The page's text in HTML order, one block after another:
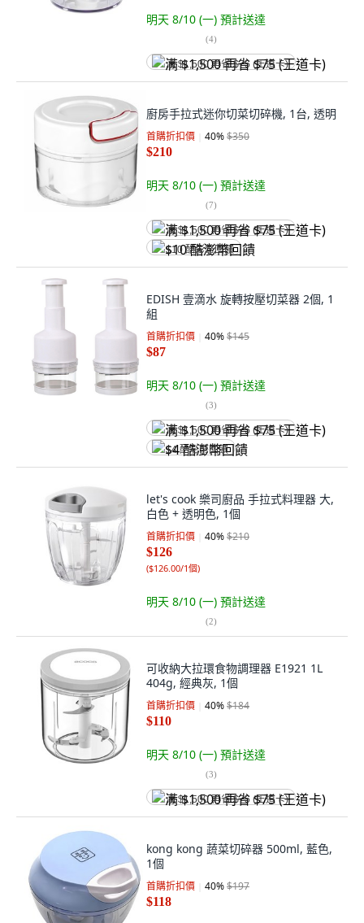
明天 8/10 (一) 預計送達
(4)
满 $1,500 再省 $75 (王道卡)
廚房手拉式迷你切菜切碎機, 1台, 透明
首購折扣價 40%$350
$210
明天 8/10 (一) 預計送達
(7)
满 $1,500 再省 $75 (王道卡)
$10 酷澎幣回饋
EDISH 壹滴水 旋轉按壓切菜器 2個, 1
組
首購折扣價 40%$145
$87
明天 8/10 (一) 預計送達
(3)
满 $1,500 再省 $75 (王道卡)
$4 酷澎幣回饋
let's cook 樂司廚品 手拉式料理器 大,
白色 + 透明色, 1個
首購折扣價 40%$210
$126
($126.00/1個)
明天 8/10 (一) 預計送達
(2)
可收納大拉環食物調理器 E1921 1L
404g, 經典灰, 1個
首購折扣價 40%$184
$110
明天 8/10 (一) 預計送達
(3)
满 $1,500 再省 $75 (王道卡)
kong kong 蔬菜切碎器 500ml, 藍色,
1個
首購折扣價 40%$197
$118